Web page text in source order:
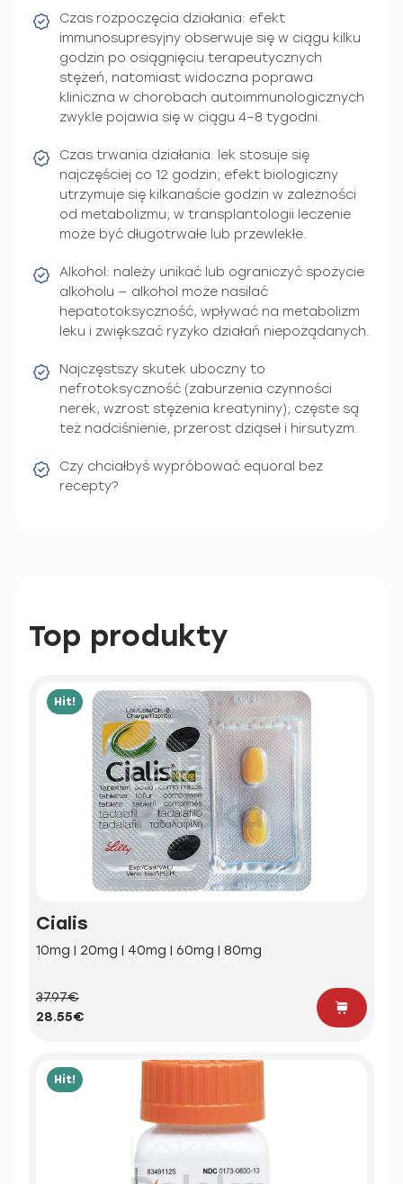
Czas rozpoczęcia działania: efekt
immunosupresyjny obserwuje się w ciągu kilku
godzin po osiągnięciu terapeutycznych
stężeń, natomiast widoczna poprawa
kliniczna w chorobach autoimmunologicznych
zwykle pojawia się w ciągu 4–8 tygodni.
Czas trwania działania: lek stosuje się
najczęściej co 12 godzin; efekt biologiczny
utrzymuje się kilkanaście godzin w zależności
od metabolizmu; w transplantologii leczenie
może być długotrwałe lub przewlekłe.
Alkohol: należy unikać lub ograniczyć spożycie
alkoholu — alkohol może nasilać
hepatotoksyczność, wpływać na metabolizm
leku i zwiększać ryzyko działań niepożądanych.
Najczęstszy skutek uboczny to
nefrotoksyczność (zaburzenia czynności
nerek, wzrost stężenia kreatyniny); częste są
też nadciśnienie, przerost dziąseł i hirsutyzm.
Czy chciałbyś wypróbować equoral bez
recepty?
Top produkty
Hit!
Cialis
10mg | 20mg | 40mg | 60mg | 80mg
37.97€
28.55€
Hit!